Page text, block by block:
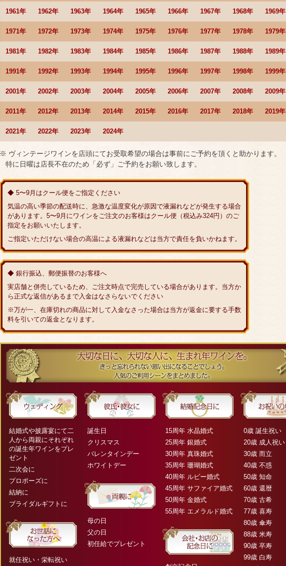
1961年 1962年 1963年 1964年 1965年 1966年 1967年 1968年 1969年
1971年 1972年 1973年 1974年 1975年 1976年 1977年 1978年 1979年
1981年 1982年 1983年 1984年 1985年 1986年 1987年 1988年 1989年
1991年 1992年 1993年 1994年 1995年 1996年 1997年 1998年 1999年
2001年 2002年 2003年 2004年 2005年 2006年 2007年 2008年 2009年
2011年 2012年 2013年 2014年 2015年 2016年 2017年 2018年 2019年
2021年 2022年 2023年 2024年
※ ヴィンテージワインを店頭にてお受取希望の場合は事前にご予約を頂くと助かります。
特に日曜は店長不在のため「必ず」ご予約をお願い致します。
◆ 5〜9月はクール便をご指定ください
気温の高い季節の配送時に、急激な温度変化が原因で液漏れなどが発生する場合
があります。5〜9月にワインをご注文のお客様はクール便（税込み324円）のご
指定をお願いいたします。
ご指定いただけない場合の高温による液漏れなどは当方で責任を負いかねます。
◆ 銀行振込、郵便振替のお客様へ
実店舗と併売しているため、ご注文時点で完売している場合があります。当方か
ら正式な返信があるまで入金はなさらないでください
※万が一、在庫切れの商品に対して入金なさった場合は当方が返金に要する手数
料を引いての返金となります。
結婚式や披露宴にて二
人から両親にそれぞれ
の誕生年ワインをプレ
ゼント
二次会に
プロポーズに
結納に
ブライダルギフトに
就任祝い・栄転祝い
誕生日
クリスマス
バレンタインデー
ホワイトデー
母の日
父の日
初任給でプレゼント
15周年 水晶婚式
25周年 銀婚式
30周年 真珠婚式
35周年 珊瑚婚式
40周年 ルビー婚式
45周年 サファイア婚式
50周年 金婚式
55周年 エメラルド婚式
0歳 誕生祝い
20歳 成人祝い
30歳 而立
40歳 不惑
50歳 知命
60歳 還暦
70歳 古希
77歳 喜寿
80歳 傘寿
88歳 米寿
90歳 卒寿
99歳 白寿